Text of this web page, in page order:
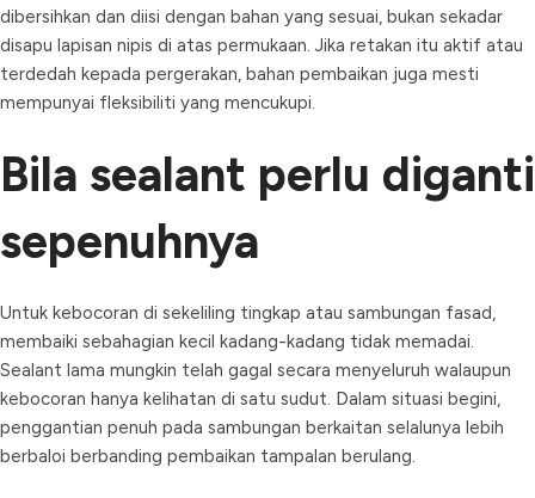
dibersihkan dan diisi dengan bahan yang sesuai, bukan sekadar
disapu lapisan nipis di atas permukaan. Jika retakan itu aktif atau
terdedah kepada pergerakan, bahan pembaikan juga mesti
mempunyai fleksibiliti yang mencukupi.
Bila sealant perlu diganti
sepenuhnya
Untuk kebocoran di sekeliling tingkap atau sambungan fasad,
membaiki sebahagian kecil kadang-kadang tidak memadai.
Sealant lama mungkin telah gagal secara menyeluruh walaupun
kebocoran hanya kelihatan di satu sudut. Dalam situasi begini,
penggantian penuh pada sambungan berkaitan selalunya lebih
berbaloi berbanding pembaikan tampalan berulang.